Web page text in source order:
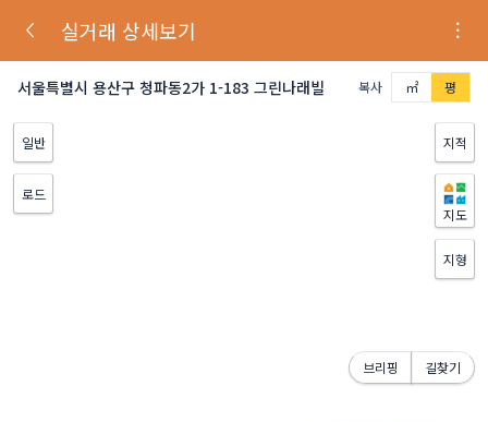
실거래 상세보기
서울특별시 용산구 청파동2가 1-183 그린나래빌 복사 ㎡ 평
일반
로드
지적
지도
지형
브리핑 길찾기